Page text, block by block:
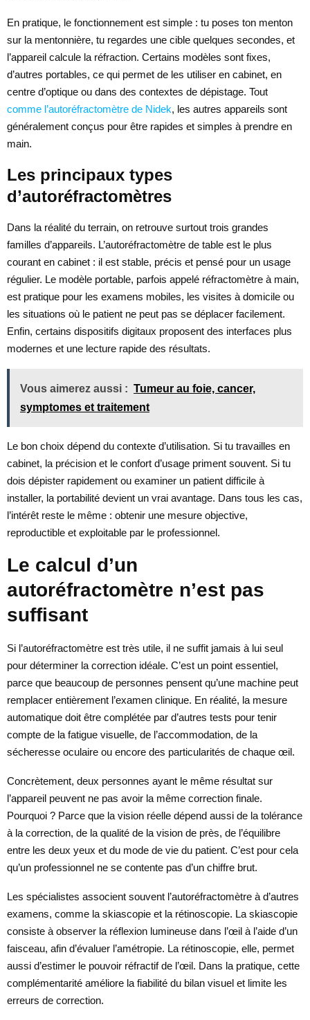
En pratique, le fonctionnement est simple : tu poses ton menton
sur la mentonnière, tu regardes une cible quelques secondes, et
l’appareil calcule la réfraction. Certains modèles sont fixes,
d’autres portables, ce qui permet de les utiliser en cabinet, en
centre d’optique ou dans des contextes de dépistage. Tout
comme l’autoréfractomètre de Nidek, les autres appareils sont
généralement conçus pour être rapides et simples à prendre en
main.
Les principaux types
d’autoréfractomètres
Dans la réalité du terrain, on retrouve surtout trois grandes
familles d’appareils. L’autoréfractomètre de table est le plus
courant en cabinet : il est stable, précis et pensé pour un usage
régulier. Le modèle portable, parfois appelé réfractomètre à main,
est pratique pour les examens mobiles, les visites à domicile ou
les situations où le patient ne peut pas se déplacer facilement.
Enfin, certains dispositifs digitaux proposent des interfaces plus
modernes et une lecture rapide des résultats.
Vous aimerez aussi : Tumeur au foie, cancer,
symptomes et traitement
Le bon choix dépend du contexte d’utilisation. Si tu travailles en
cabinet, la précision et le confort d’usage priment souvent. Si tu
dois dépister rapidement ou examiner un patient difficile à
installer, la portabilité devient un vrai avantage. Dans tous les cas,
l’intérêt reste le même : obtenir une mesure objective,
reproductible et exploitable par le professionnel.
Le calcul d’un
autoréfractomètre n’est pas
suffisant
Si l’autoréfractomètre est très utile, il ne suffit jamais à lui seul
pour déterminer la correction idéale. C’est un point essentiel,
parce que beaucoup de personnes pensent qu’une machine peut
remplacer entièrement l’examen clinique. En réalité, la mesure
automatique doit être complétée par d’autres tests pour tenir
compte de la fatigue visuelle, de l’accommodation, de la
sécheresse oculaire ou encore des particularités de chaque œil.
Concrètement, deux personnes ayant le même résultat sur
l’appareil peuvent ne pas avoir la même correction finale.
Pourquoi ? Parce que la vision réelle dépend aussi de la tolérance
à la correction, de la qualité de la vision de près, de l’équilibre
entre les deux yeux et du mode de vie du patient. C’est pour cela
qu’un professionnel ne se contente pas d’un chiffre brut.
Les spécialistes associent souvent l’autoréfractomètre à d’autres
examens, comme la skiascopie et la rétinoscopie. La skiascopie
consiste à observer la réflexion lumineuse dans l’œil à l’aide d’un
faisceau, afin d’évaluer l’amétropie. La rétinoscopie, elle, permet
aussi d’estimer le pouvoir réfractif de l’œil. Dans la pratique, cette
complémentarité améliore la fiabilité du bilan visuel et limite les
erreurs de correction.